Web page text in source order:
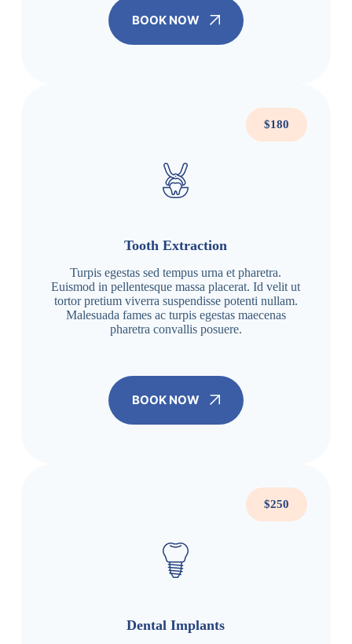
BOOK NOW
$180
Tooth Extraction
Turpis egestas sed tempus urna et pharetra.
Euismod in pellentesque massa placerat. Id velit ut
tortor pretium viverra suspendisse potenti nullam.
Malesuada fames ac turpis egestas maecenas
pharetra convallis posuere.
BOOK NOW
$250
Dental Implants